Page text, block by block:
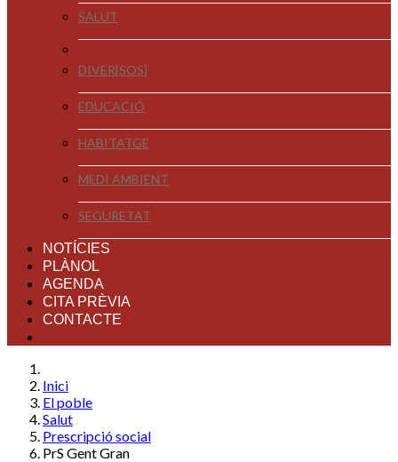
SALUT
DIVER[SOS]
EDUCACIÓ
HABITATGE
MEDI AMBIENT
SEGURETAT
NOTÍCIES
PLÀNOL
AGENDA
CITA PRÈVIA
CONTACTE
Inici
El poble
Salut
Prescripció social
PrS Gent Gran